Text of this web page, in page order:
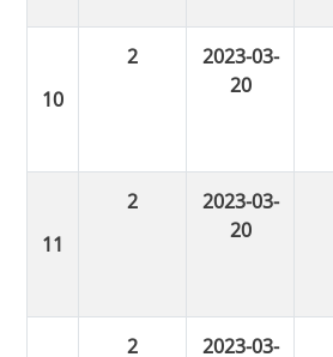
2
2023-03-
20
2
2023-03-
20
2
2023-03-